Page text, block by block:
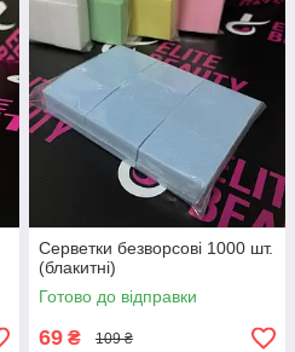
Серветки безворсові 1000 шт.
(блакитні)
Готово до відправки
69 ₴ 109 ₴